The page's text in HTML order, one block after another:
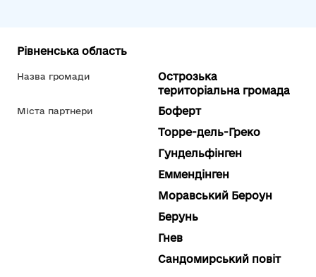
Рівненська область
Назва громади
Острозька
територіальна громада
Міста партнери
Боферт
Торре-дель-Греко
Гундельфінген
Еммендінген
Моравський Бероун
Берунь
Гнев
Сандомирський повіт